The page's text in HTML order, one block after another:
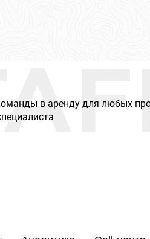
в аренду для любых